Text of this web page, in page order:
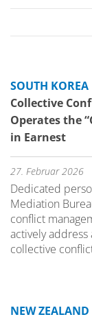
SOUTH
Collective
Operates the
in Earnest
27. Februar 2026
Dedicated
Mediation
conflict
actively
collective
NEW